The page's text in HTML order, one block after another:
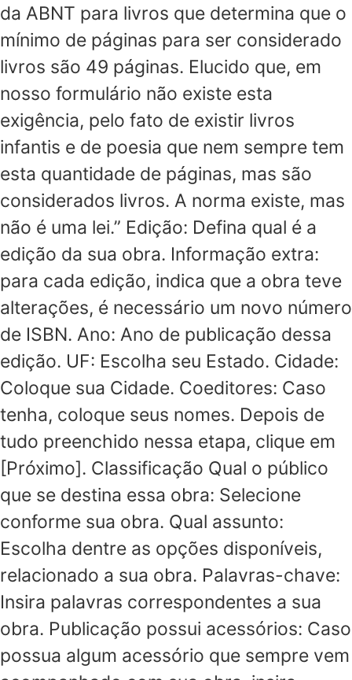
da ABNT para livros que determina que o
mínimo de páginas para ser considerado
livros são 49 páginas. Elucido que, em
nosso formulário não existe esta
exigência, pelo fato de existir livros
infantis e de poesia que nem sempre tem
esta quantidade de páginas, mas são
considerados livros. A norma existe, mas
não é uma lei.” Edição: Defina qual é a
edição da sua obra. Informação extra:
para cada edição, indica que a obra teve
alterações, é necessário um novo número
de ISBN. Ano: Ano de publicação dessa
edição. UF: Escolha seu Estado. Cidade:
Coloque sua Cidade. Coeditores: Caso
tenha, coloque seus nomes. Depois de
tudo preenchido nessa etapa, clique em
[Próximo]. Classificação Qual o público
que se destina essa obra: Selecione
conforme sua obra. Qual assunto:
Escolha dentre as opções disponíveis,
relacionado a sua obra. Palavras-chave:
Insira palavras correspondentes a sua
obra. Publicação possui acessórios: Caso
possua algum acessório que sempre vem